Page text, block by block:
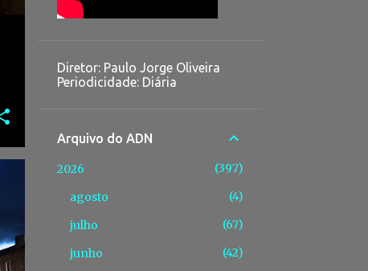
Diretor: Paulo Jorge Oliveira
Periodicidade: Diária
Arquivo do ADN
2026
397
agosto
4
julho
67
junho
42